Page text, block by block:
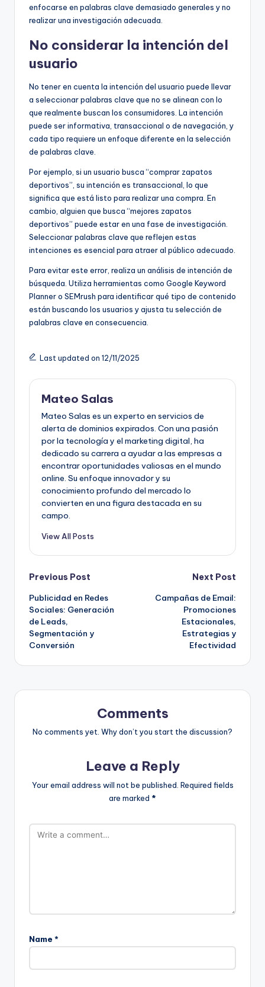
enfocarse en palabras clave demasiado generales y no
realizar una investigación adecuada.
No considerar la intención del
usuario
No tener en cuenta la intención del usuario puede llevar
a seleccionar palabras clave que no se alinean con lo
que realmente buscan los consumidores. La intención
puede ser informativa, transaccional o de navegación, y
cada tipo requiere un enfoque diferente en la selección
de palabras clave.
Por ejemplo, si un usuario busca “comprar zapatos
deportivos”, su intención es transaccional, lo que
significa que está listo para realizar una compra. En
cambio, alguien que busca “mejores zapatos
deportivos” puede estar en una fase de investigación.
Seleccionar palabras clave que reflejen estas
intenciones es esencial para atraer al público adecuado.
Para evitar este error, realiza un análisis de intención de
búsqueda. Utiliza herramientas como Google Keyword
Planner o SEMrush para identificar qué tipo de contenido
están buscando los usuarios y ajusta tu selección de
palabras clave en consecuencia.
Last updated on 12/11/2025
Mateo Salas
Mateo Salas es un experto en servicios de
alerta de dominios expirados. Con una pasión
por la tecnología y el marketing digital, ha
dedicado su carrera a ayudar a las empresas a
encontrar oportunidades valiosas en el mundo
online. Su enfoque innovador y su
conocimiento profundo del mercado lo
convierten en una figura destacada en su
campo.
View All Posts
Post
navigation
Previous Post
Publicidad en Redes
Sociales: Generación
de Leads,
Segmentación y
Conversión
Next Post
Campañas de Email:
Promociones
Estacionales,
Estrategias y
Efectividad
Comments
No comments yet. Why don’t you start the discussion?
Leave a Reply
Your email address will not be published. Required fields
are marked *
Name *